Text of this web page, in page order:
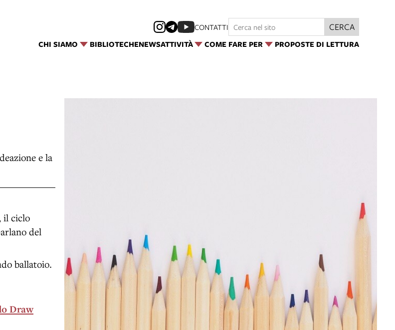
CHI SIAMO BIBLIOTECHENEWSATTIVITÀ COME FARE PER PROPOSTE DI LETTURA
CONTATTI CERCA
e la
il ciclo
del
ballatoio.
Draw